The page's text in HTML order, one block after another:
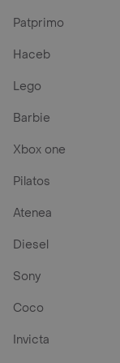
Patprimo
Haceb
Lego
Barbie
Xbox one
Pilatos
Atenea
Diesel
Sony
Coco
Invicta